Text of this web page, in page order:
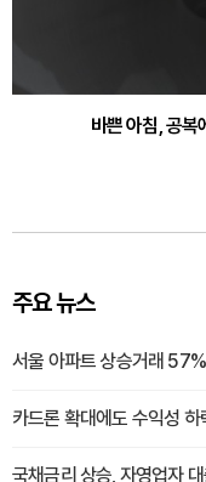
바쁜 아침, 공
30대부터 유병률 2
주요 뉴스
서울 아파트 상승거래
카드론 확대에도 수익성
국채금리 상승, 자영업자